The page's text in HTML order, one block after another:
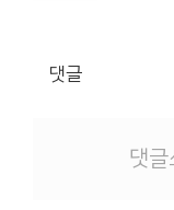
댓글
댓글